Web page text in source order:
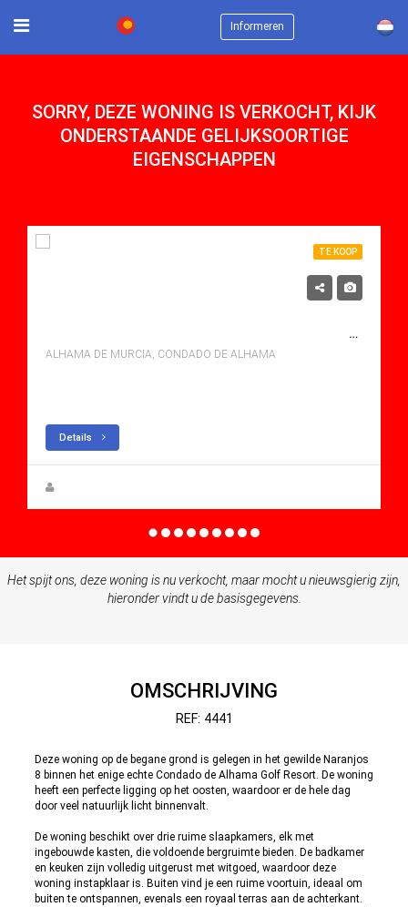
Informeren ×
SORRY, DEZE WONING IS VERKOCHT, KIJK
ONDERSTAANDE GELIJKSOORTIGE
EIGENSCHAPPEN
TE KOOP
OP HET ZUIDWESTEN GELEGEN 2 SLAAPKAMERS MET PRIVÉSOLARIUM OP HET DAK, PRACHTIG UITZICHT EN GEMEENSCHAPPELIJK ZWEMBAD IN JARDIN 2, CONDADO DE ALHAMA RESORT
ALHAMA DE MURCIA, CONDADO DE ALHAMA
Details
Het spijt ons, deze woning is nu verkocht, maar mocht u nieuwsgierig zijn,
hieronder vindt u de basisgegevens.
OMSCHRIJVING
REF: 4441
Deze woning op de begane grond is gelegen in het gewilde Naranjos
8 binnen het enige echte Condado de Alhama Golf Resort. De woning
heeft een perfecte ligging op het oosten, waardoor er de hele dag
door veel natuurlijk licht binnenvalt.
De woning beschikt over drie ruime slaapkamers, elk met
ingebouwde kasten, die voldoende bergruimte bieden. De badkamer
en keuken zijn volledig uitgerust met witgoed, waardoor deze
woning instapklaar is. Buiten vind je een ruime voortuin, ideaal om
buiten te ontspannen, evenals een royaal terras aan de achterkant.